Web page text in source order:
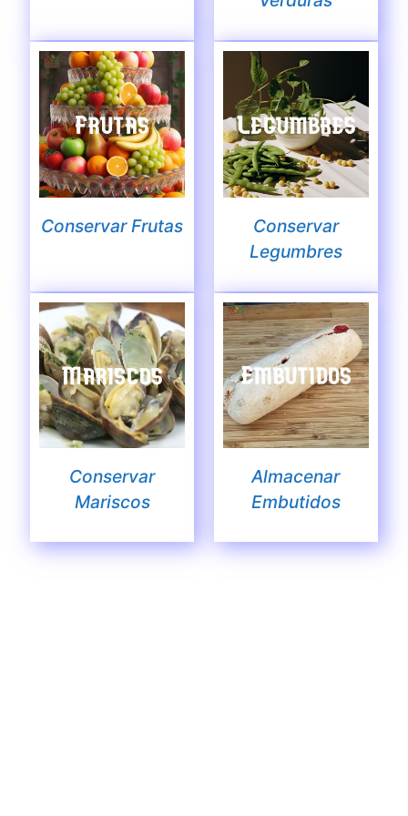
Conservar Frutas
Conservar
Legumbres
Conservar
Mariscos
Almacenar
Embutidos